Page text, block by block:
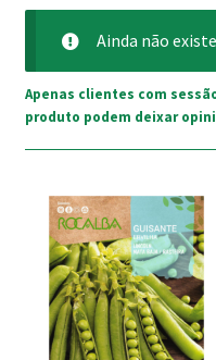
Ainda não
Apenas clientes com
produto podem deixar